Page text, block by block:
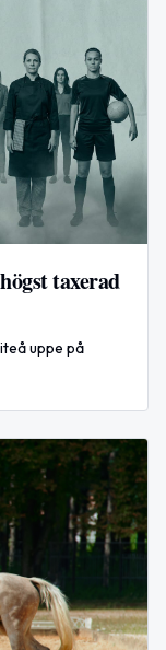
taxerad
uppe på